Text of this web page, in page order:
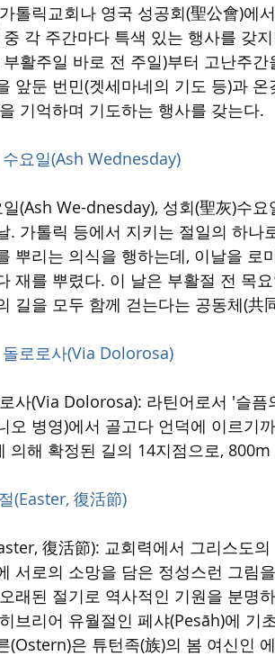
톨릭교회나 영국 성공회(聖公會)에
각 주간마다 특색 있는 행사를 갖
활주일 바로 전 주일)부터 고난주간
앞둔 번민(겟세마네의 기도 등)과
기억하며 기도하는 행사를 갖는다.
요일(Ash Wednesday)
(Ash We-dnesday), 성회(聖灰)수
. 가톨릭 등에서 지키는 절일의 하
뿌리는 의식을 행하는데, 이날을 로
재를 뿌렸다. 이 날은 부활절 전 목
길을 모두 함께 걷는다는 공동체(共
로로사(Via Dolorosa)
사(Via Dolorosa): 라틴어로서 '슬
오 병영)에서 골고다 언덕에 이르기
의해 확정된 길의 14지점으로,
(Easter, 復活節)
復活節): 교회력에서 그리스도
서로의 소망을 담은 정성스런 그림
래된 절기로 역사적인 기원을 분명
브리어 유월절인 페샤(Pesāh)에 기
(Ostern)은 튜턴족(族)의 봄 여신인